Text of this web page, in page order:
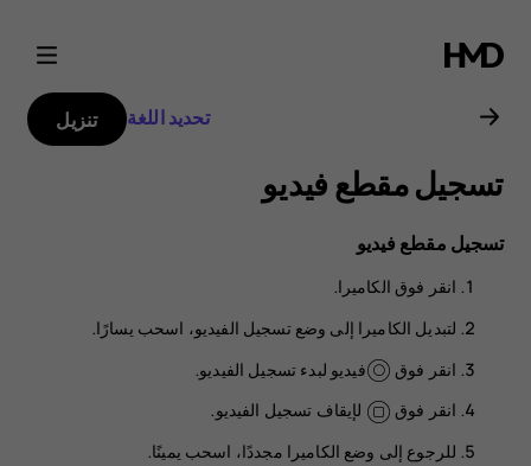
دليل
مستخدم
هاتف
Nokia
2.1
تحديد اللغة تنزيل
تسجيل مقطع فيديو
تسجيل مقطع فيديو
انقر فوق الكاميرا.
لتبديل الكاميرا إلى وضع تسجيل الفيديو، اسحب يسارًا.
انقر فوق
فيديو لبدء تسجيل الفيديو.
انقر فوق
لإيقاف تسجيل الفيديو.
للرجوع إلى وضع الكاميرا مجددًا، اسحب يمينًا.